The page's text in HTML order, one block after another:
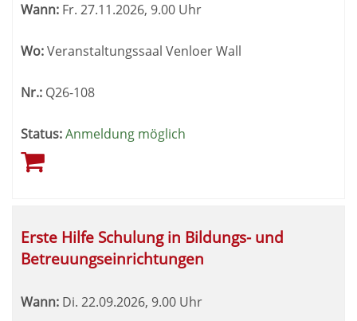
Wann: Fr. 27.11.2026, 9.00 Uhr
Wo:Veranstaltungssaal Venloer Wall
Nr.: Q26-108
Status:Anmeldung möglich
Erste Hilfe Schulung in Bildungs- und
Betreuungseinrichtungen
Wann: Di. 22.09.2026, 9.00 Uhr